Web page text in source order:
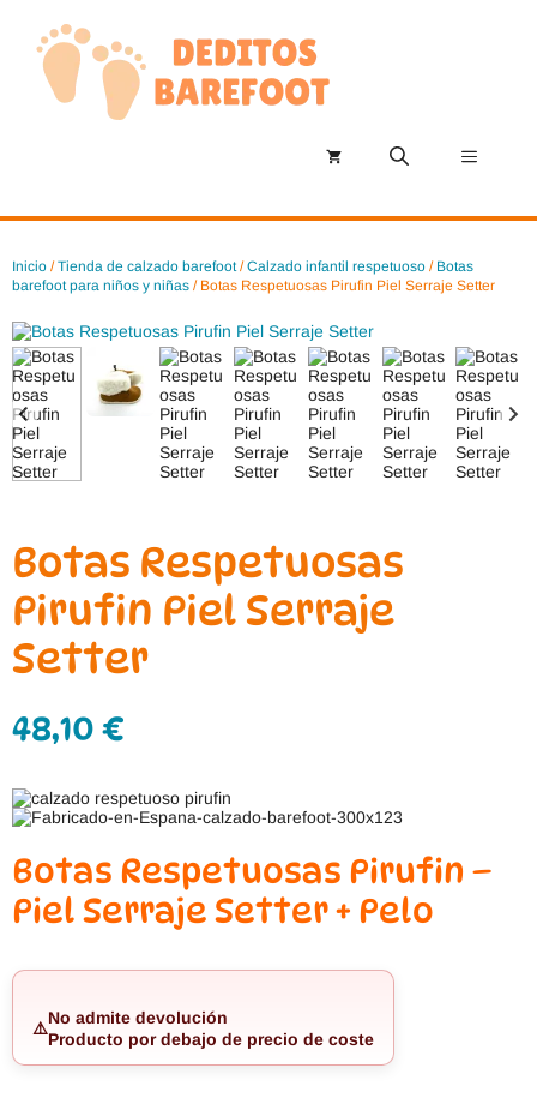
contenido
Menú
Inicio /Tienda de calzado barefoot/Calzado infantil respetuoso / Botas
barefoot para niños y niñas / Botas Respetuosas Pirufin Piel Serraje Setter
Botas Respetuosas
Pirufin Piel Serraje
Setter
48,10 €
Botas Respetuosas Pirufin –
Piel Serraje Setter + Pelo
⚠️
No admite devolución
Producto por debajo de precio de coste